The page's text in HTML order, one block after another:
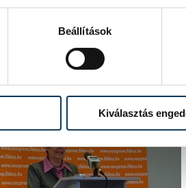
Beállítások
Kiválasztás
ezerre nőtt a munkanélküliek száma,